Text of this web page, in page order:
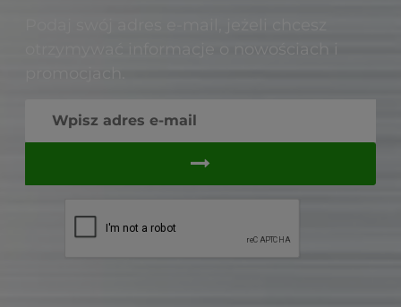
otrzymywać informacje o nowościach i